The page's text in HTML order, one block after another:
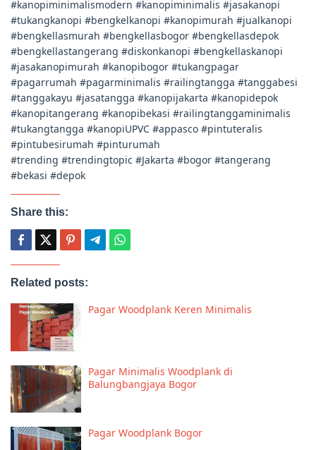
#kanopiminimalismodern #kanopiminimalis #jasakanopi
#tukangkanopi #bengkelkanopi #kanopimurah #jualkanopi
#bengkellasmurah #bengkellasbogor #bengkellasdepok
#bengkellastangerang #diskonkanopi #bengkellaskanopi
#jasakanopimurah #kanopibogor #tukangpagar
#pagarrumah #pagarminimalis #railingtangga #tanggabesi
#tanggakayu #jasatangga #kanopijakarta #kanopidepok
#kanopitangerang #kanopibekasi #railingtanggaminimalis
#tukangtangga #kanopiUPVC #appasco #pintuteralis
#pintubesirumah #pinturumah
#trending #trendingtopic #Jakarta #bogor #tangerang
#bekasi #depok
Share this:
Related posts:
Pagar Woodplank Keren Minimalis
Pagar Minimalis Woodplank di
Balungbangjaya Bogor
Pagar Woodplank Bogor